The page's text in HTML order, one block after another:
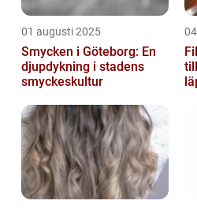
01 augusti 2025
Smycken i Göteborg: En
djupdykning i stadens
smyckeskultur